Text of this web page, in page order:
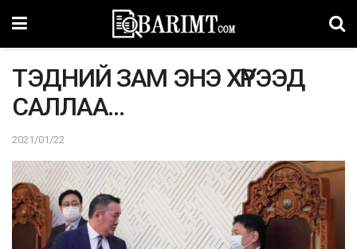
ТЭДНИЙ ЗАМ ЭНЭ ХҮРЭЭД
САЛЛАА…
2021/01/22